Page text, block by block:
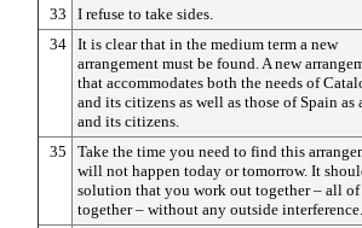
33
I refuse to take sides.
34 It is clear that in the medium term a new
arrangement must be found. A new
that accommodates both the needs of
and its citizens as well as those of Spain as
and its citizens.
35
Take the time you need to find this
will not happen today or tomorrow. It
solution that you work out together – all of
together – without any outside interference.